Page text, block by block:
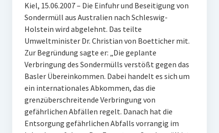
Kiel, 15.06.2007 – Die Einfuhr und Beseitigung von
Sondermüll aus Australien nach Schleswig-
Holstein wird abgelehnt. Das teilte
Umweltminister Dr. Christian von Boetticher mit.
Zur Begründung sagte er: „Die geplante
Verbringung des Sondermülls verstößt gegen das
Basler Übereinkommen. Dabei handelt es sich um
ein internationales Abkommen, das die
grenzüberschreitende Verbringung von
gefährlichen Abfällen regelt. Danach hat die
Entsorgung gefährlichen Abfalls vorrangig im